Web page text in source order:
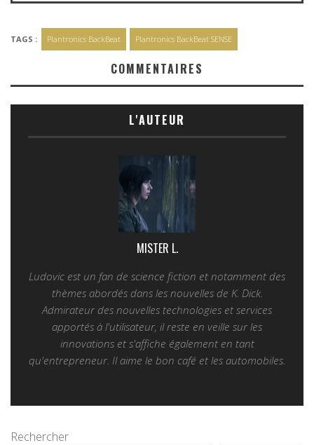
TAGS : Plantronics BackBeat Plantronics BackBeat SENSE
COMMENTAIRES
L'AUTEUR
MISTER L.
Ludovic est un fan de science fiction et notamment des
thèmes abordés dans les nouvelles de K. Dick.
Admirateur des nouvelles technologies et services
apportés à l'utilisateur, il reste en veille sur les
innovations et s'affiche également en tant
qu'entrepreneur. Il aime le bon café et les automobiles.
Rechercher